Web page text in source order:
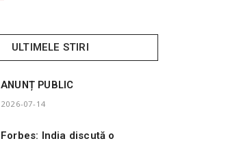
ULTIMELE STIRI
ANUNȚ PUBLIC
2026-07-14
Forbes: India discută o